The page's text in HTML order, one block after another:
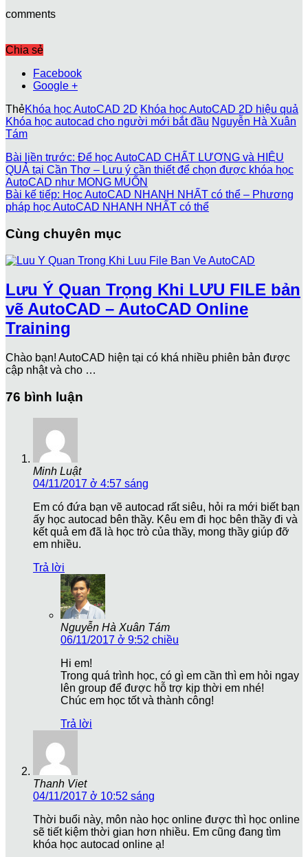
comments
Chia sẻ
Facebook
Google +
ThẻKhóa học AutoCAD 2D Khóa học AutoCAD 2D hiệu quả
Khóa học autocad cho người mới bắt đầu Nguyễn Hà Xuân
Tám
Bài liền trước: Để học AutoCAD CHẤT LƯỢNG và HIỆU
QUẢ tại Cần Thơ – Lưu ý cần thiết để chọn được khóa học
AutoCAD như MONG MUỐN
Bài kế tiếp: Học AutoCAD NHANH NHẤT có thể – Phương
pháp học AutoCAD NHANH NHẤT có thể
Cùng chuyên mục
Lưu Ý Quan Trọng Khi LƯU FILE bản
vẽ AutoCAD – AutoCAD Online
Training
Chào bạn! AutoCAD hiện tại có khá nhiều phiên bản được
cập nhật và cho …
76 bình luận
Minh Luật
04/11/2017 ở 4:57 sáng
Em có đứa bạn vẽ autocad rất siêu, hỏi ra mới biết bạn
ấy học autocad bên thầy. Kêu em đi học bên thầy đi và
kết quả em đã là học trò của thầy, mong thầy giúp đỡ
em nhiều.
Trả lời
Nguyễn Hà Xuân Tám
06/11/2017 ở 9:52 chiều
Hi em!
Trong quá trình học, có gì em cần thì em hỏi ngay
lên group để được hỗ trợ kịp thời em nhé!
Chúc em học tốt và thành công!
Trả lời
Thanh Viet
04/11/2017 ở 10:52 sáng
Thời buổi này, môn nào học online được thì học online
sẽ tiết kiệm thời gian hơn nhiều. Em cũng đang tìm
khóa học autocad online ạ!